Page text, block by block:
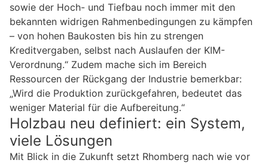
sowie der Hoch- und Tiefbau noch immer mit den
bekannten widrigen Rahmenbedingungen zu kämpfen
– von hohen Baukosten bis hin zu strengen
Kreditvergaben, selbst nach Auslaufen der KIM-
Verordnung.“ Zudem mache sich im Bereich
Ressourcen der Rückgang der Industrie bemerkbar:
„Wird die Produktion zurückgefahren, bedeutet das
weniger Material für die Aufbereitung.“
Holzbau neu definiert: ein System,
viele Lösungen
Mit Blick in die Zukunft setzt Rhomberg nach wie vor